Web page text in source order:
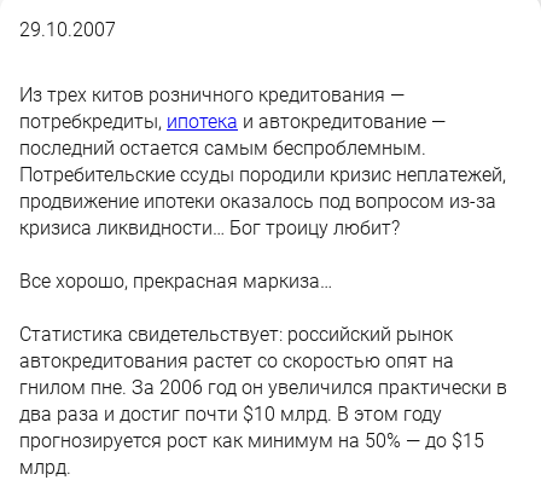
29.10.2007
Из трех китов розничного кредитования —
потребкредиты, ипотека и автокредитование —
последний остается самым беспроблемным.
Потребительские ссуды породили кризис неплатежей,
продвижение ипотеки оказалось под вопросом из-за
кризиса ликвидности… Бог троицу любит?
Все хорошо, прекрасная маркиза…
Статистика свидетельствует: российский рынок
автокредитования растет со скоростью опят на
гнилом пне. За 2006 год он увеличился практически в
два раза и достиг почти $10 млрд. В этом году
прогнозируется рост как минимум на 50% — до $15
млрд.